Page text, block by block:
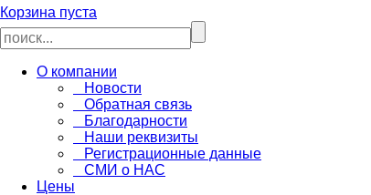
Корзина пуста
О компании
Новости
Обратная связь
Благодарности
Наши реквизиты
Регистрационные данные
СМИ о НАС
Цены